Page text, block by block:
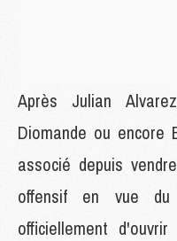
Après Julian
Diomande ou encore
associé depuis
offensif en vue
officiellement